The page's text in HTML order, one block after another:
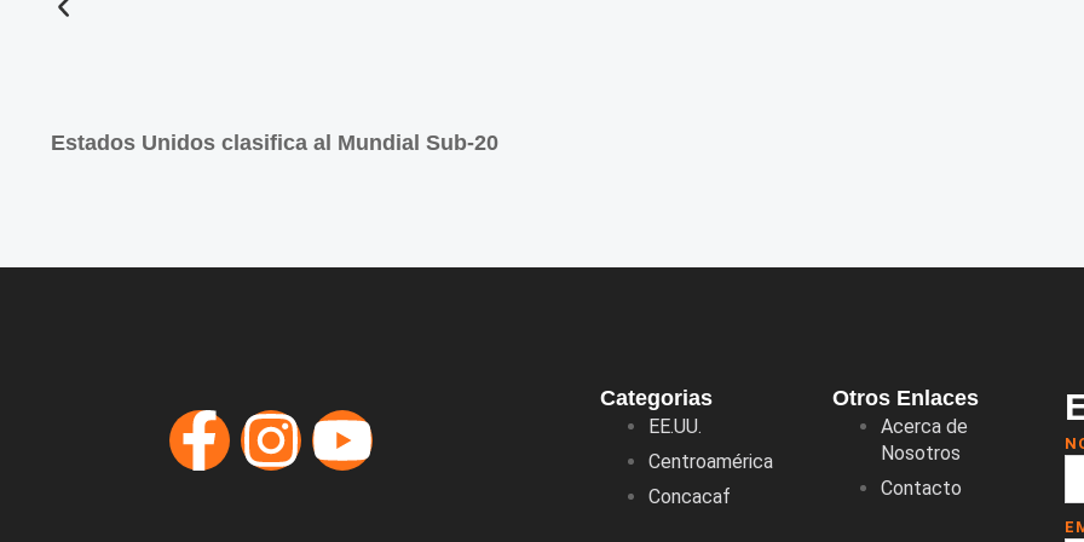
Estados Unidos clasifica al Mundial Sub-20
Categorias
EE.UU.
Centroamérica
Concacaf
Otros Enlaces
Acerca de
Nosotros
Contacto